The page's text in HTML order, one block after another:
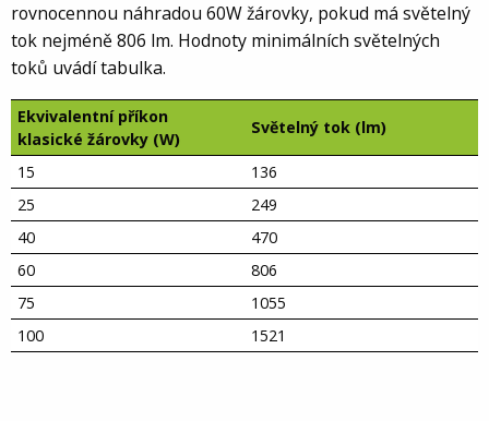
rovnocennou náhradou 60W žárovky, pokud má světelný
tok nejméně 806 lm. Hodnoty minimálních světelných
toků uvádí tabulka.
Ekvivalentní příkon
klasické žárovky (W)
Světelný tok (lm)
15
136
25
249
40
470
60
806
75
1055
100
1521